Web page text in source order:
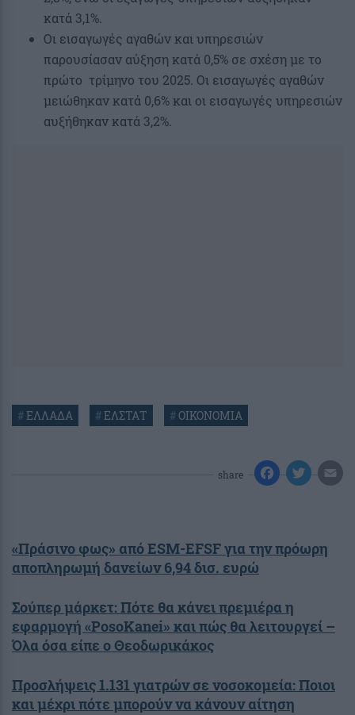
κατά 3,1%.
Οι εισαγωγές αγαθών και υπηρεσιών
παρουσίασαν αύξηση κατά 0,5% σε σχέση με το
πρώτο τρίμηνο του 2025. Οι εισαγωγές αγαθών
μειώθηκαν κατά 0,6% και οι εισαγωγές υπηρεσιών
αυξήθηκαν κατά 3,2%.
#ΕΛΛΑΔΑ #ΕΛΣΤΑΤ #ΟΙΚΟΝΟΜΙΑ
share
«Πράσινο φως» από ESM-EFSF για την πρόωρη
αποπληρωμή δανείων 6,94 δισ. ευρώ
Σούπερ μάρκετ: Πότε θα κάνει πρεμιέρα η
εφαρμογή «PosoKanei» και πώς θα λειτουργεί –
Όλα όσα είπε ο Θεοδωρικάκος
Προσλήψεις 1.131 γιατρών σε νοσοκομεία: Ποιοι
και μέχρι πότε μπορούν να κάνουν αίτηση